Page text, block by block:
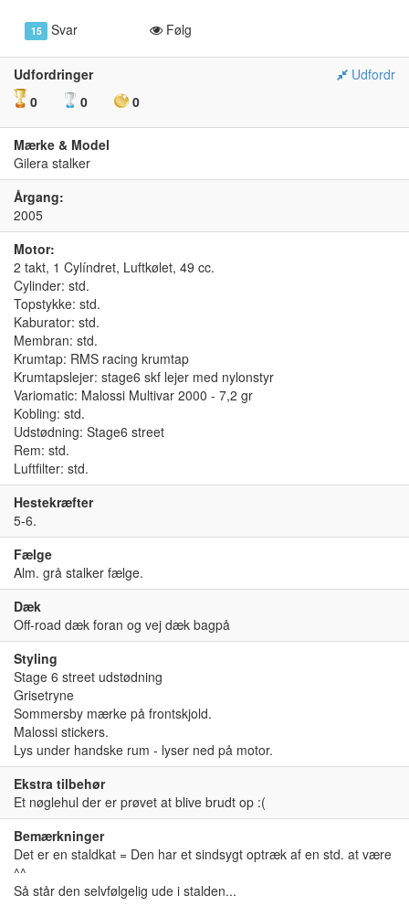
15 Svar Følg
Udfordringer
Udfordr
0
0 0
Mærke & Model
Gilera stalker
Årgang:
2005
Motor:
2 takt, 1 Cylíndret, Luftkølet, 49 cc.
Cylinder: std.
Topstykke: std.
Kaburator: std.
Membran: std.
Krumtap: RMS racing krumtap
Krumtapslejer: stage6 skf lejer med nylonstyr
Variomatic: Malossi Multivar 2000 - 7,2 gr
Kobling: std.
Udstødning: Stage6 street
Rem: std.
Luftfilter: std.
Hestekræfter
5-6.
Fælge
Alm. grå stalker fælge.
Dæk
Off-road dæk foran og vej dæk bagpå
Styling
Stage 6 street udstødning
Grisetryne
Sommersby mærke på frontskjold.
Malossi stickers.
Lys under handske rum - lyser ned på motor.
Ekstra tilbehør
Et nøglehul der er prøvet at blive brudt op :(
Bemærkninger
Det er en staldkat = Den har et sindsygt optræk af en std. at være
^^
Så står den selvfølgelig ude i stalden...